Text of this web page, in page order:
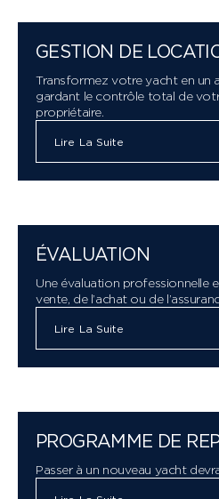
GESTION DE
Transformez votre yacht en un
gardant le contrôle total de
propriétaire.
Lire La Suite
ÉVALUATION
Une évaluation professionnelle
vente, de l’achat ou de
Lire La Suite
PROGRAMME DE
Passer à un nouveau yacht